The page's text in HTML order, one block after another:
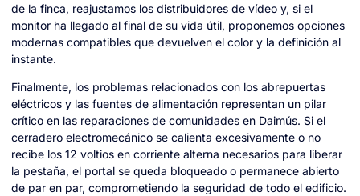
de la finca, reajustamos los distribuidores de vídeo y, si el
monitor ha llegado al final de su vida útil, proponemos opciones
modernas compatibles que devuelven el color y la definición al
instante.
Finalmente, los problemas relacionados con los abrepuertas
eléctricos y las fuentes de alimentación representan un pilar
crítico en las reparaciones de comunidades en Daimús. Si el
cerradero electromecánico se calienta excesivamente o no
recibe los 12 voltios en corriente alterna necesarios para liberar
la pestaña, el portal se queda bloqueado o permanece abierto
de par en par, comprometiendo la seguridad de todo el edificio.